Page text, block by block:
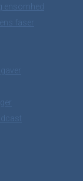
ensomhed
faser